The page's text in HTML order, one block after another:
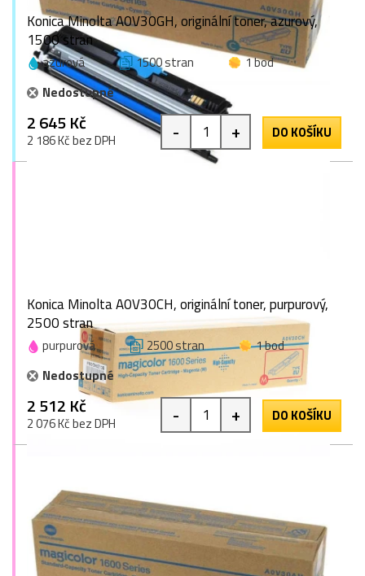
Konica Minolta A0V30GH, originální toner, azurový,
1500 stran
azurová 1500 stran
1 bod
Nedostupné
2 645 Kč
2 186 Kč bez DPH - + DO KOŠÍKU
Konica Minolta A0V30CH, originální toner, purpurový,
2500 stran
purpurová 2500 stran
1 bod
Nedostupné
2 512 Kč
2 076 Kč bez DPH - + DO KOŠÍKU